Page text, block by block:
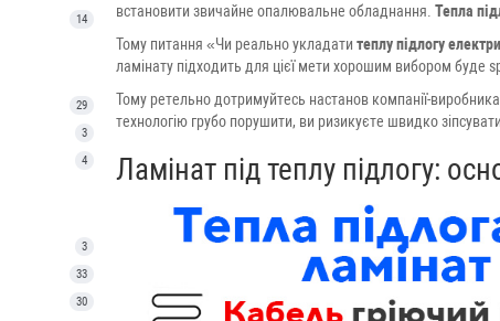
14
29
3
4
3
33
30
встановити звичайне опалювальне обладнання. Тепла
Тому питання «Чи реально укладати теплу підлогу
ламінату підходить для цієї мети хорошим вибором буде
Тому ретельно дотримуйтесь настанов компанії-
технологію грубо порушити, ви ризикуєте швидко
Ламінат під теплу підлогу: